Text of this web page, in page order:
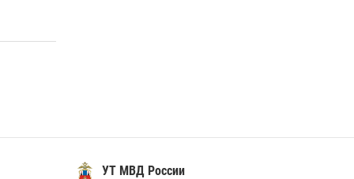
УТ МВД России